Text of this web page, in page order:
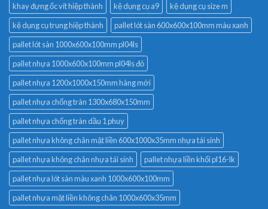
khay đựng ốc vít hiệp thành
kệ dụng cụ a9
kệ dụng cụ size m
kệ dụng cụ trung hiệp thành
pallet lót sàn 600x600x100mm màu xanh
pallet lót sàn 1000x600x100mm pl04ls
pallet nhựa 1000x600x100mm pl04ls đỏ
pallet nhựa 1200x1000x150mm hàng mới
pallet nhựa chống tràn 1300x680x150mm
pallet nhựa chống tràn dầu 1 phuy
pallet nhựa không chân mặt liền 600x1000x35mm nhựa tái sinh
pallet nhựa không chân nhựa tái sinh
pallet nhựa liền khối pl16-lk
pallet nhựa lót sàn màu xanh 1000x600x100mm
pallet nhựa mặt liền không chân 1000x600x35mm